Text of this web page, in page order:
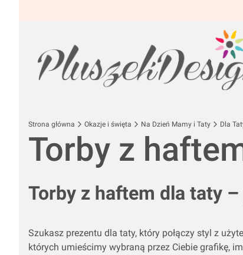
Strona główna Okazje i święta Na Dzień Mamy i Taty Dla
Torby z
Torby z haftem dla taty
Szukasz prezentu dla taty, który połączy styl z
których umieścimy wybraną przez Ciebie grafikę,